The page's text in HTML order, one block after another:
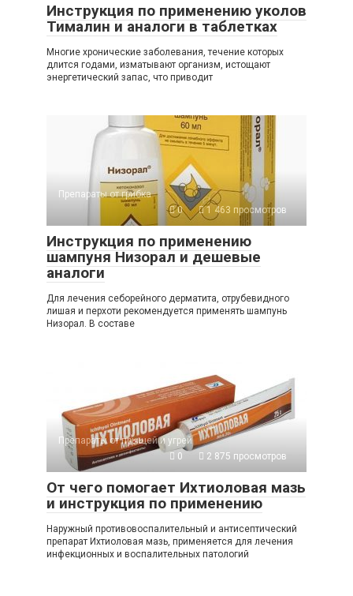
Инструкция по применению уколов
Тималин и аналоги в таблетках
Многие хронические заболевания, течение которых
длится годами, изматывают организм, истощают
энергетический запас, что приводит
Препараты от грибка
0
1 463 просмотров
Инструкция по применению
шампуня Низорал и дешевые
аналоги
Для лечения себорейного дерматита, отрубевидного
лишая и перхоти рекомендуется применять шампунь
Низорал. В составе
Препараты от прыщей и угрей
0
2 875 просмотров
От чего помогает Ихтиоловая мазь
и инструкция по применению
Наружный противовоспалительный и антисептический
препарат Ихтиоловая мазь, применяется для лечения
инфекционных и воспалительных патологий